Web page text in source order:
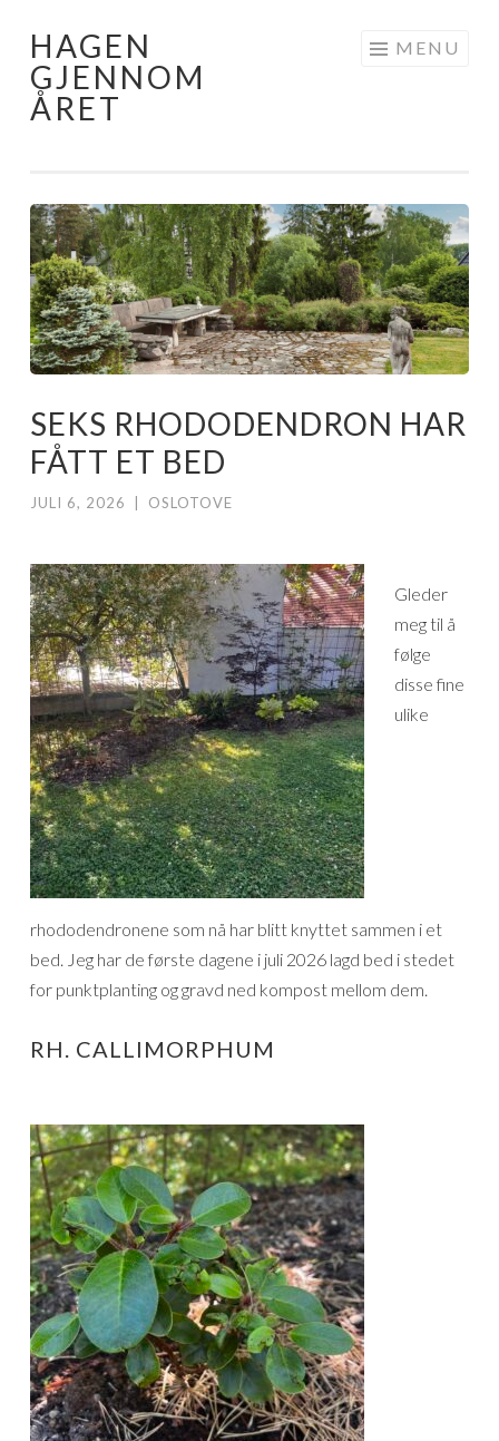
Skip
to
content
HAGEN
GJENNOM
ÅRET
MENU
SEKS RHODODENDRON HAR
FÅTT ET BED
JULI 6, 2026 OSLOTOVE
Gleder
meg til å
følge
disse fine
ulike
rhododendronene som nå har blitt knyttet sammen i et
bed. Jeg har de første dagene i juli 2026 lagd bed i stedet
for punktplanting og gravd ned kompost mellom dem.
RH. CALLIMORPHUM